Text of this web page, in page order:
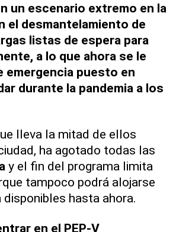
un escenario extremo en la
el desmantelamiento de
listas de espera para
a lo que ahora se le
emergencia puesto en
durante la pandemia a los
lleva la mitad de ellos
ha agotado todas las
y el fin del programa limita
tampoco podrá alojarse
hasta ahora.
en el PEP-V